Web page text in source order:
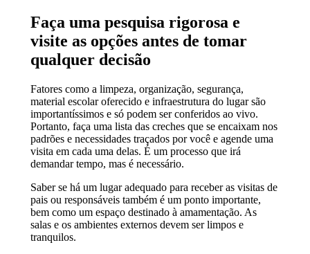
Faça uma pesquisa rigorosa e
visite as opções antes de tomar
qualquer decisão
Fatores como a limpeza, organização, segurança,
material escolar oferecido e infraestrutura do lugar são
importantíssimos e só podem ser conferidos ao vivo.
Portanto, faça uma lista das creches que se encaixam nos
padrões e necessidades traçados por você e agende uma
visita em cada uma delas. É um processo que irá
demandar tempo, mas é necessário.
Saber se há um lugar adequado para receber as visitas de
pais ou responsáveis também é um ponto importante,
bem como um espaço destinado à amamentação. As
salas e os ambientes externos devem ser limpos e
tranquilos.